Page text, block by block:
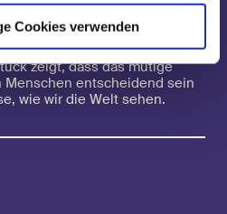
Cookies verwenden
selbst mit ihren Vorurteilen
vergegenwärtigt für kurze
Situationen aus
zeigt, dass das mutige
entscheidend sein
wie wir die Welt sehen.